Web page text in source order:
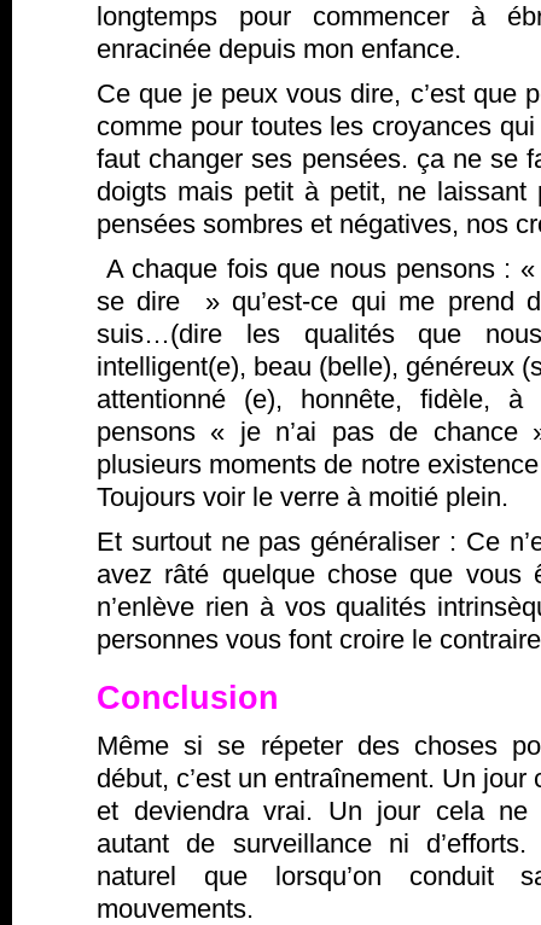
longtemps pour commencer à
enracinée depuis mon enfance.
Ce que je peux vous dire, c’est que
comme pour toutes les croyances
faut changer ses pensées. ça ne se
doigts mais petit à petit, ne laissant
pensées sombres et négatives, nos
A chaque fois que nous pensons :
se dire » qu’est-ce qui me prend
suis…(dire les qualités que
intelligent(e), beau (belle), généreux
attentionné (e), honnête, fidèle, à
pensons « je n’ai pas de chance
plusieurs moments de notre
Toujours voir le verre à moitié plein.
Et surtout ne pas généraliser : Ce
avez râté quelque chose que
n’enlève rien à vos qualités
personnes vous font croire le
Conclusion
Même si se répeter des choses
début, c’est un entraînement. Un
et deviendra vrai. Un jour cela ne
autant de surveillance ni
naturel que lorsqu’on conduit
mouvements.